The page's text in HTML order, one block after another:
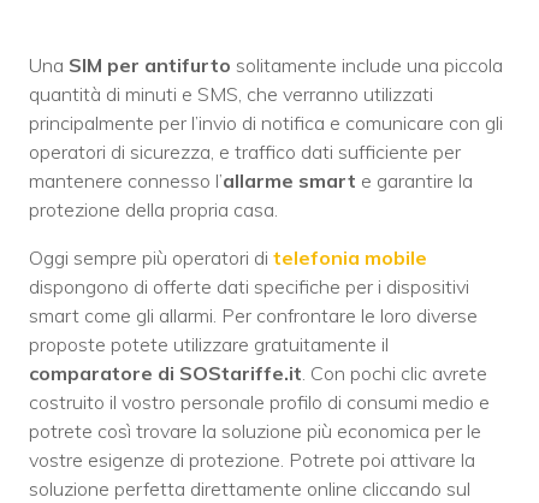
Una SIM per antifurto solitamente include una piccola
quantità di minuti e SMS, che verranno utilizzati
principalmente per l’invio di notifica e comunicare con gli
operatori di sicurezza, e traffico dati sufficiente per
mantenere connesso l’allarme smart e garantire la
protezione della propria casa.
Oggi sempre più operatori di telefonia mobile
dispongono di offerte dati specifiche per i dispositivi
smart come gli allarmi. Per confrontare le loro diverse
proposte potete utilizzare gratuitamente il
comparatore di SOStariffe.it. Con pochi clic avrete
costruito il vostro personale profilo di consumi medio e
potrete così trovare la soluzione più economica per le
vostre esigenze di protezione. Potrete poi attivare la
soluzione perfetta direttamente online cliccando sul